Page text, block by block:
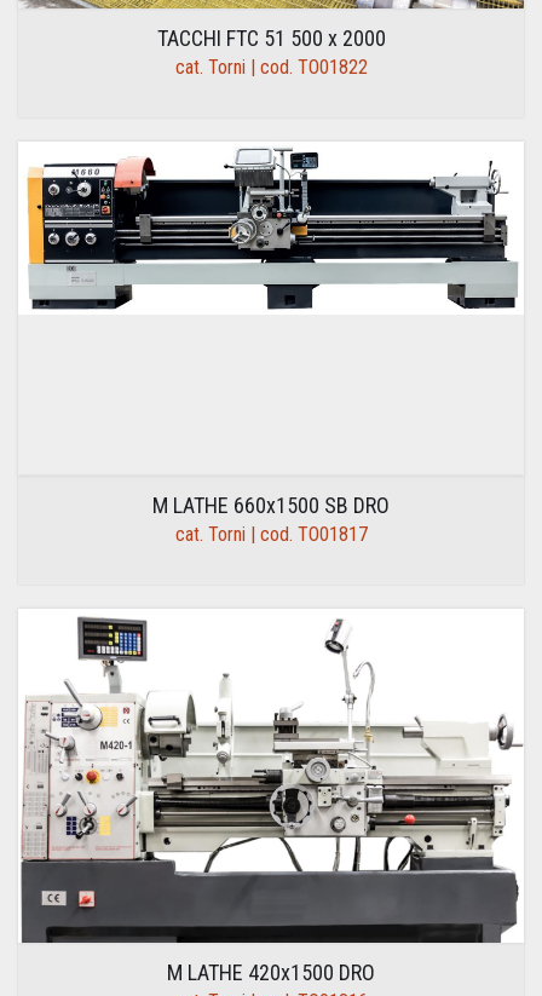
TACCHI FTC 51 500 x 2000
cat. Torni | cod. TO01822
M LATHE 660x1500 SB DRO
cat. Torni | cod. TO01817
M LATHE 420x1500 DRO